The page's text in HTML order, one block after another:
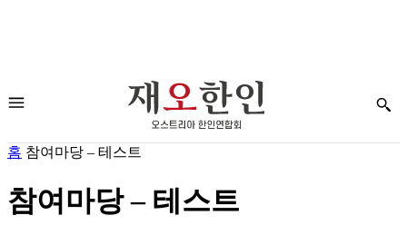
홈 참여마당 – 테스트
참여마당 – 테스트